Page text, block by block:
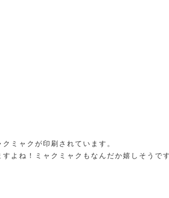
ミャクが印刷されています。
よね！ミャクミャクもなんだか嬉しそうです